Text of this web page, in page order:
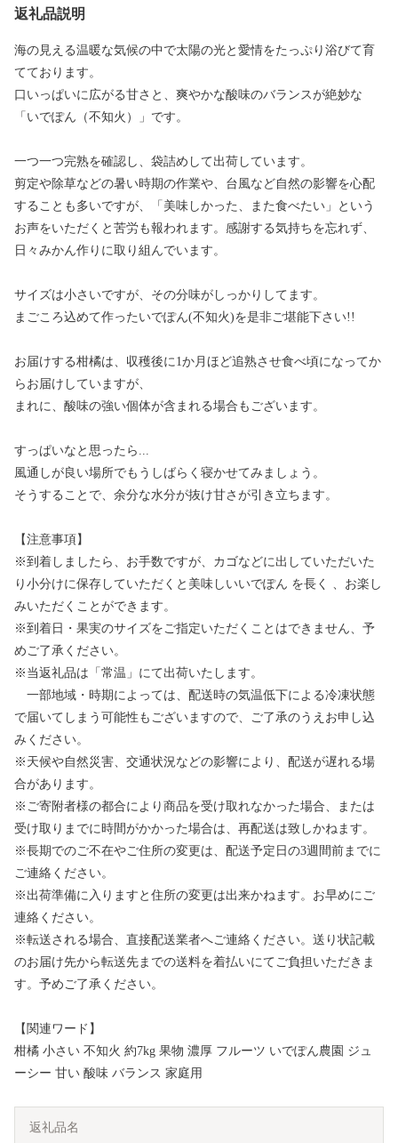
返礼品説明
海の見える温暖な気候の中で太陽の光と愛情をたっぷり浴びて育
てております。
口いっぱいに広がる甘さと、爽やかな酸味のバランスが絶妙な
「いでぽん（不知火）」です。
一つ一つ完熟を確認し、袋詰めして出荷しています。
剪定や除草などの暑い時期の作業や、台風など自然の影響を心配
することも多いですが、「美味しかった、また食べたい」という
お声をいただくと苦労も報われます。感謝する気持ちを忘れず、
日々みかん作りに取り組んでいます。
サイズは小さいですが、その分味がしっかりしてます。
まごころ込めて作ったいでぽん(不知火)を是非ご堪能下さい!!
お届けする柑橘は、収穫後に1か月ほど追熟させ食べ頃になってか
らお届けしていますが、
まれに、酸味の強い個体が含まれる場合もございます。
すっぱいなと思ったら...
風通しが良い場所でもうしばらく寝かせてみましょう。
そうすることで、余分な水分が抜け甘さが引き立ちます。
【注意事項】
※到着しましたら、お手数ですが、カゴなどに出していただいた
り小分けに保存していただくと美味しいいでぽん を長く 、お楽し
みいただくことができます。
※到着日・果実のサイズをご指定いただくことはできません、予
めご了承ください。
※当返礼品は「常温」にて出荷いたします。
一部地域・時期によっては、配送時の気温低下による冷凍状態
で届いてしまう可能性もございますので、ご了承のうえお申し込
みください。
※天候や自然災害、交通状況などの影響により、配送が遅れる場
合があります。
※ご寄附者様の都合により商品を受け取れなかった場合、または
受け取りまでに時間がかかった場合は、再配送は致しかねます。
※長期でのご不在やご住所の変更は、配送予定日の3週間前までに
ご連絡ください。
※出荷準備に入りますと住所の変更は出来かねます。お早めにご
連絡ください。
※転送される場合、直接配送業者へご連絡ください。送り状記載
のお届け先から転送先までの送料を着払いにてご負担いただきま
す。予めご了承ください。
【関連ワード】
柑橘 小さい 不知火 約7kg 果物 濃厚 フルーツ いでぽん農園 ジュ
ーシー 甘い 酸味 バランス 家庭用
返礼品名